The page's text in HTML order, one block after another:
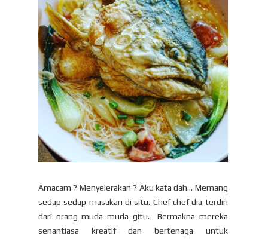
Amacam ? Menyelerakan ? Aku kata dah... Memang
sedap sedap masakan di situ. Chef chef dia terdiri
dari orang muda muda gitu. Bermakna mereka
senantiasa kreatif dan bertenaga untuk